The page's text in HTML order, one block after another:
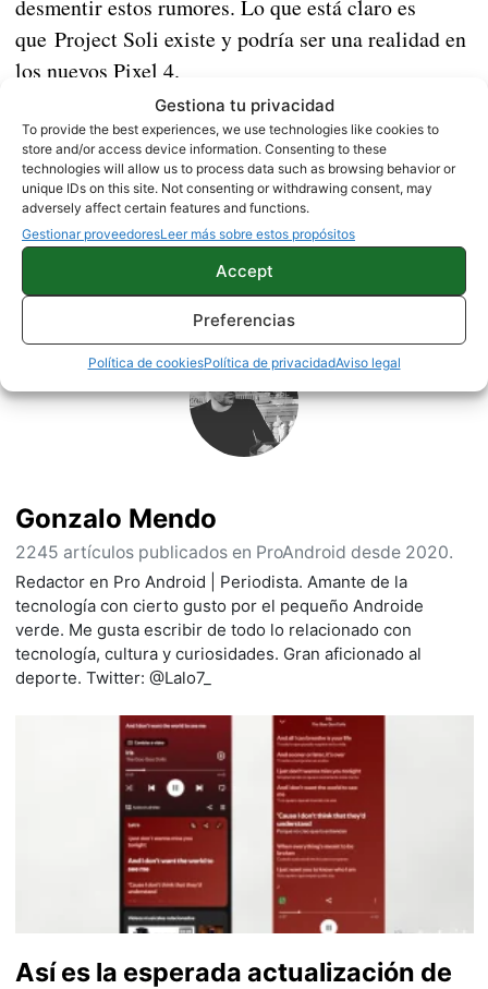
Gestiona tu privacidad
To provide the best experiences, we use technologies like cookies to
store and/or access device information. Consenting to these
technologies will allow us to process data such as browsing behavior or
unique IDs on this site. Not consenting or withdrawing consent, may
adversely affect certain features and functions.
Gestionar proveedoresLeer más sobre estos propósitos
Accept
Preferencias
Política de cookiesPolítica de privacidadAviso legal
desmentir estos rumores. Lo que está claro es
que Project Soli existe y podría ser una realidad en
los nuevos Pixel 4.
Fuente |XDA Developers
NOTICIAS
Sobre este autor
Gonzalo Mendo
2245 artículos publicados en ProAndroid desde 2020.
Redactor en Pro Android | Periodista. Amante de la
tecnología con cierto gusto por el pequeño Androide
verde. Me gusta escribir de todo lo relacionado con
tecnología, cultura y curiosidades. Gran aficionado al
deporte. Twitter: @Lalo7_
Así es la esperada actualización de